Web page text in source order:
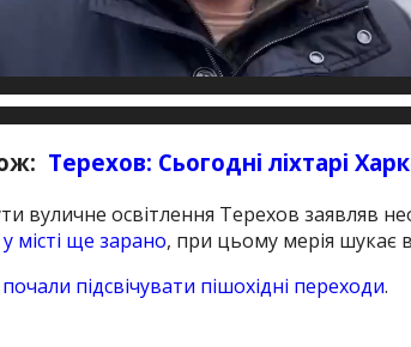
Терехов: Сьогодні ліхтарі
вуличне освітлення Терехов заявляв
місті ще зарано, при цьому мерія шукає
почали підсвічувати пішохідні переходи.